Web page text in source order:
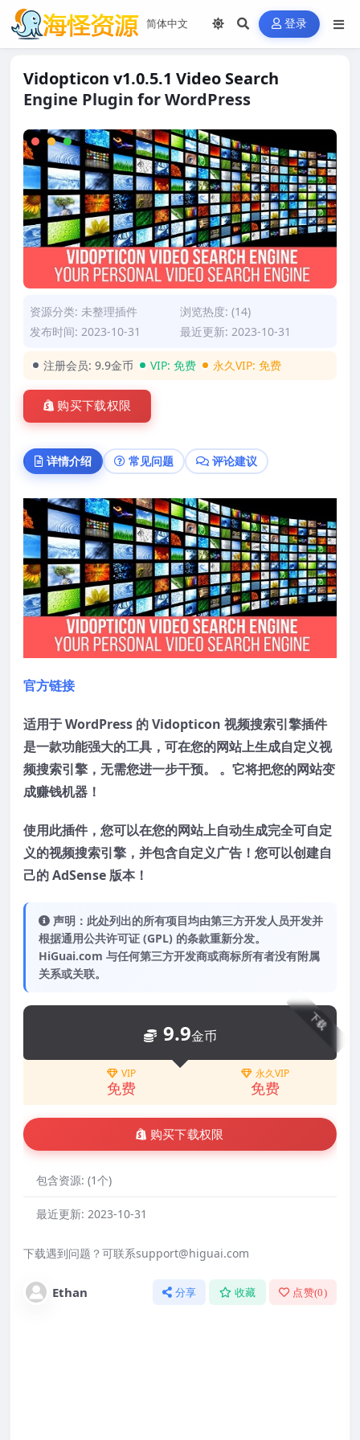
登录
Vidopticon v1.0.5.1 Video Search
Engine Plugin for WordPress
资源分类: 未整理插件
浏览热度: (14)
发布时间: 2023-10-31
最近更新: 2023-10-31
注册会员: 9.9金币 VIP: 免费 永久VIP: 免费
购买下载权限
详情介绍 常见问题 评论建议
官方链接
适用于 WordPress 的 Vidopticon 视频搜索引擎插件
是一款功能强大的工具，可在您的网站上生成自定义视
频搜索引擎，无需您进一步干预。 。它将把您的网站变
成赚钱机器！
使用此插件，您可以在您的网站上自动生成完全可自定
义的视频搜索引擎，并包含自定义广告！您可以创建自
己的 AdSense 版本！
声明：此处列出的所有项目均由第三方开发人员开发并
根据通用公共许可证 (GPL) 的条款重新分发。
HiGuai.com 与任何第三方开发商或商标所有者没有附属
关系或关联。
下载
9.9金币
VIP
免费
永久VIP
免费
购买下载权限
包含资源: (1个)
最近更新: 2023-10-31
下载遇到问题？可联系support@higuai.com
Ethan 分享 收藏 点赞(0)